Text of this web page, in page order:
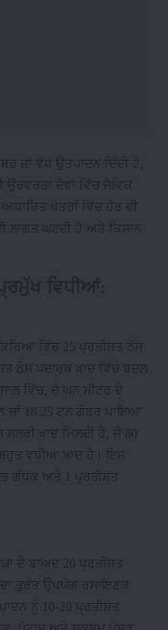
ਜਾਂ ਵੱਧ ਉਤਪਾਦਨ ਦਿੰਦੀ ਹੈ,
ਉਰਵਰਤਾ ਦੋਵਾਂ ਵਿੱਚ ਜੈਵਿਕ
ਖੇਤਰਾਂ ਵਿੱਚ ਹੋਰ ਵੀ
ਲਾਗਤ ਘਟਦੀ ਹੈ ਅਤੇ ਕਿਸਾਨ
ਵਿੱਚ 25 ਪ੍ਰਤੀਸ਼ਤ ਠੋਸ
ਠੋਸ ਪਦਾਰਥ ਖਾਦ ਵਿੱਚ ਬਦਲ
ਵਿੱਚ, ਦੋ ਘਨ ਮੀਟਰ ਦੇ
ਜਾਂ 18.25 ਟਨ ਗੋਬਰ ਪਾਇਆ
ਖਾਦ ਮਿਲਦੀ ਹੈ, ਜੋ 80
ਵਧੀਆ ਖਾਦ ਹੈ। ਇਸ
ਗੰਧਕ ਅਤੇ 1 ਪ੍ਰਤੀਸ਼ਤ
ਦੇ ਬਾਅਦ 20 ਪ੍ਰਤੀਸ਼ਤ
ਦਾ ਤੁਰੰਤ ਉਪਯੋਗ ਰਸਾਇਣਕ
ਨੂੰ 10-20 ਪ੍ਰਤੀਸ਼ਤ